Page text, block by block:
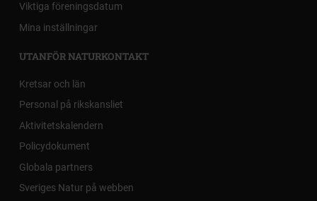
Viktiga föreningsdatum
Mina inställningar
UTANFÖR NATURKONTAKT
Kretsar och län
Personal på rikskansliet
Aktivitetskalendern
Policydokument
Globala partners
Sveriges Natur på webben